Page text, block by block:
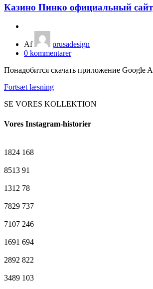
Казино Пинко официальный
Af
prusadesign
0 kommentarer
Понадобится скачать приложение Google
Fortsæt læsning
SE VORES KOLLEKTION
Vores Instagram-historier
1824 168
8513 91
1312 78
7829 737
7107 246
1691 694
2892 822
3489 103